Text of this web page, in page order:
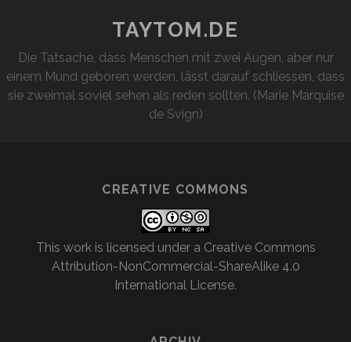
TAYTOM.DE
Die Tatsache, dass Menschen mit zwei Augen, aber nur
einem Mund geboren werden, lässt darauf schliessen, dass
sie zweimal soviel sehen als reden sollten. (Marie Marquise
de Svign)
CREATIVE COMMONS
This work is licensed under a Creative Commons
Attribution-NonCommercial-ShareAlike 4.0
International License.